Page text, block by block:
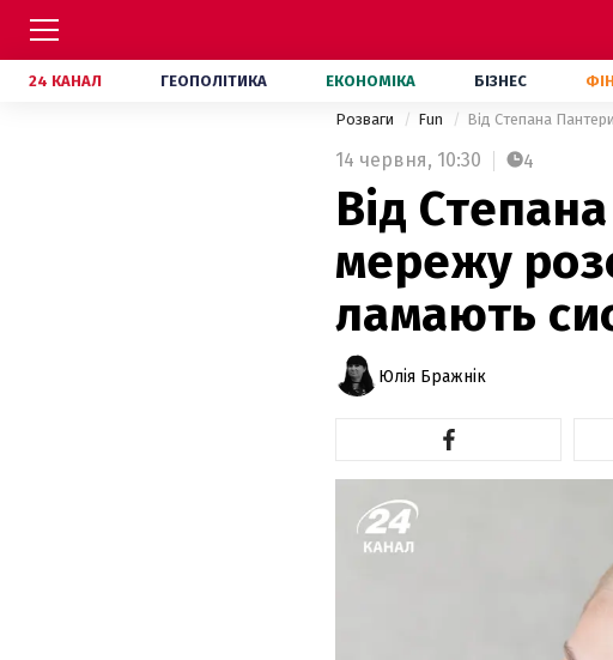
24 КАНАЛ ГЕОПОЛІТИКА ЕКОНОМІКА БІЗНЕС
Розваги Fun Від Степана
14 червня, 10:30 4
Від
мережу
ламають
Юлія Бражнік